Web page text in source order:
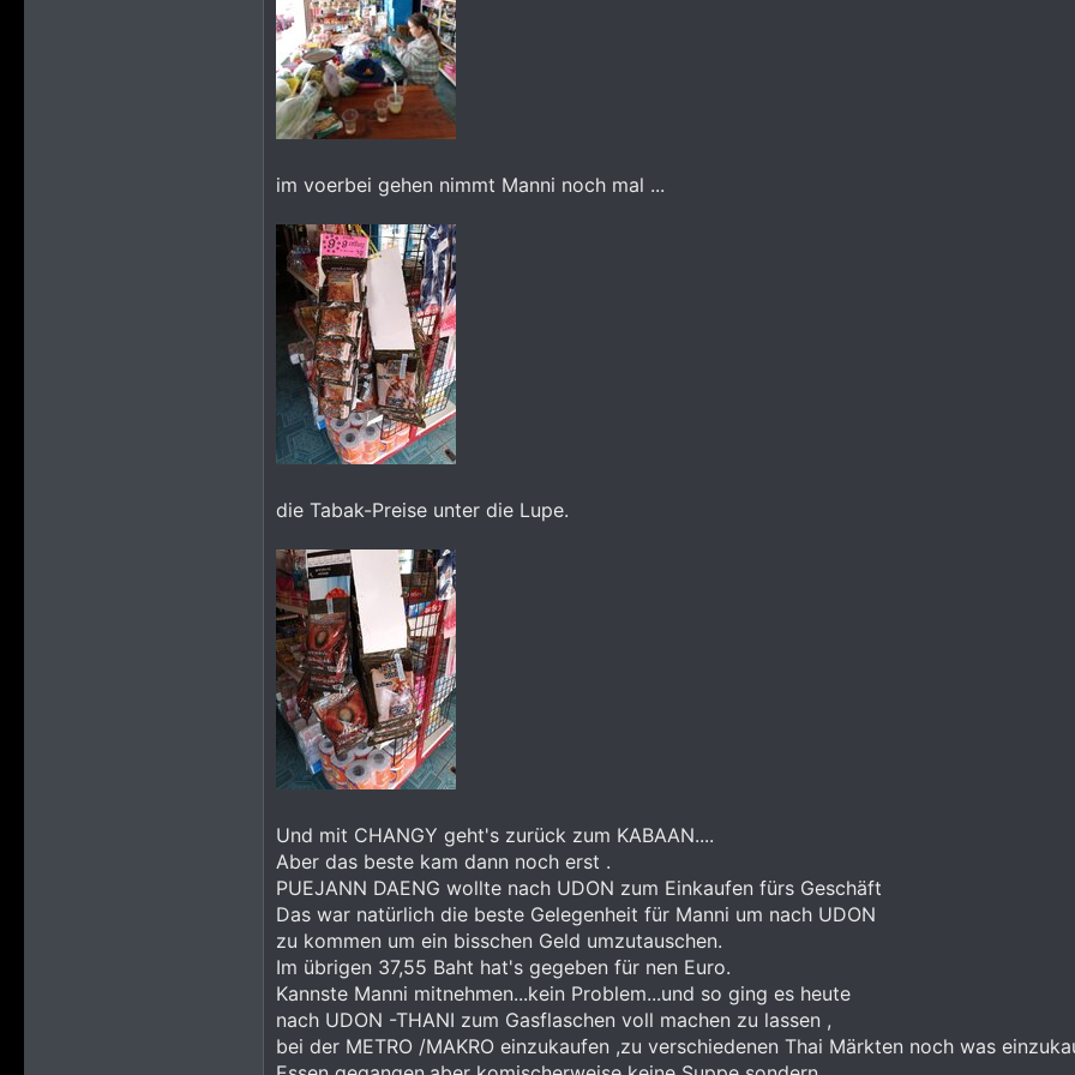
im voerbei gehen nimmt Manni noch mal ...
die Tabak-Preise unter die Lupe.
Und mit CHANGY geht's zurück zum KABAAN....
Aber das beste kam dann noch erst .
PUEJANN DAENG wollte nach UDON zum Einkaufen fürs Geschäft
Das war natürlich die beste Gelegenheit für Manni um nach UDON
zu kommen um ein bisschen Geld umzutauschen.
Im übrigen 37,55 Baht hat's gegeben für nen Euro.
Kannste Manni mitnehmen...kein Problem...und so ging es heute
nach UDON -THANI zum Gasflaschen voll machen zu lassen ,
bei der METRO /MAKRO einzukaufen ,zu verschiedenen Thai Märkten noch was